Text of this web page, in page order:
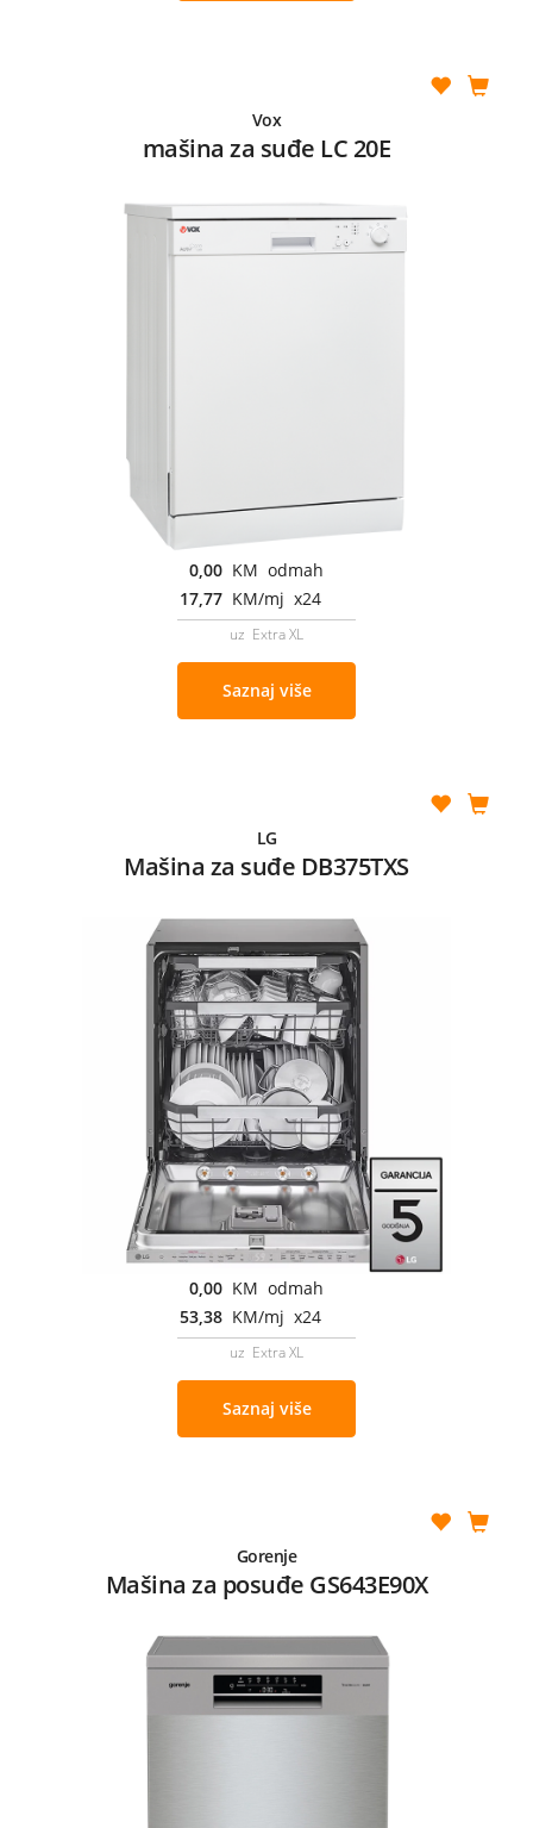
Vox
mašina za suđe LC 20E
0,00 KM odmah
17,77 KM/mj x24
uz Extra XL
Saznaj više
LG
Mašina za suđe DB375TXS
0,00 KM odmah
53,38 KM/mj x24
uz Extra XL
Saznaj više
Gorenje
Mašina za posuđe GS643E90X